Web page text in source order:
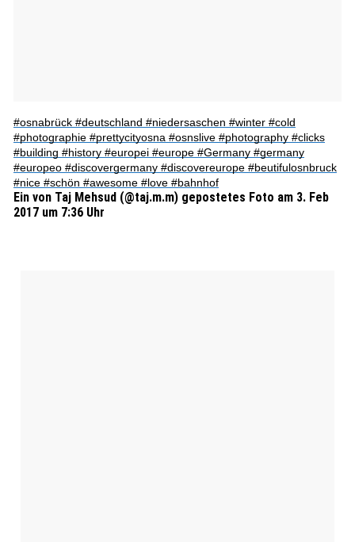
#osnabrück #deutschland #niedersaschen #winter #cold
#photographie #prettycityosna #osnslive #photography #clicks
#building #history #europei #europe #Germany #germany
#europeo #discovergermany #discovereurope #beutifulosnbruck
#nice #schön #awesome #love #bahnhof
Ein von Taj Mehsud (@taj.m.m) gepostetes Foto am 3. Feb
2017 um 7:36 Uhr